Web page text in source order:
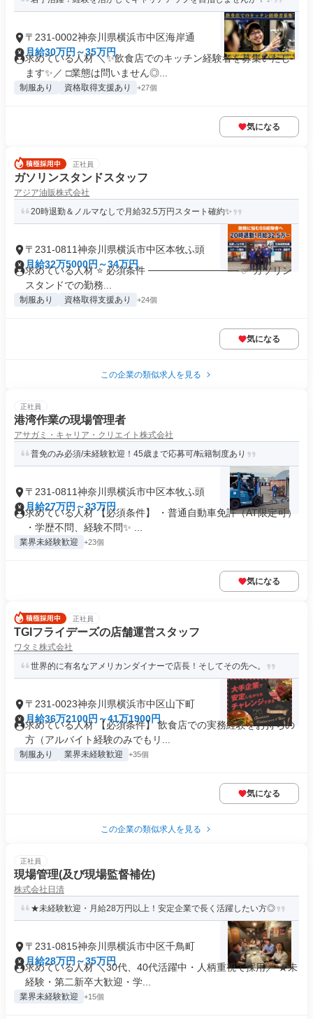
〒231-0002神奈川県横浜市中区海岸通
月給30万円～35万円
求めている人材 ＼✨飲食店でのキッチン経験者を募集いたし
ます✨／ □業態は問いません◎...
制服あり 資格取得支援あり +27個
気になる
正社員
ガソリンスタンドスタッフ
アジア油販株式会社
20時退勤＆ノルマなしで月給32.5万円スタート確約✨
〒231-0811神奈川県横浜市中区本牧ふ頭
月給32万5000円～34万円
求めている人材 ⭐ 必須条件 ───────────── ✅ ガソリン
スタンドでの勤務...
制服あり 資格取得支援あり +24個
気になる
この企業の類似求人を見る
正社員
港湾作業の現場管理者
アサガミ・キャリア・クリエイト株式会社
普免のみ必須/未経験歓迎！45歳まで応募可/転籍制度あり
〒231-0811神奈川県横浜市中区本牧ふ頭
月給27万円～33万円
求めている人材 【必須条件】 ・普通自動車免許（AT限定可）
・学歴不問、経験不問✨ ...
業界未経験歓迎 +23個
気になる
正社員
TGIフライデーズの店舗運営スタッフ
ワタミ株式会社
世界的に有名なアメリカンダイナーで店長！そしてその先へ。
〒231-0023神奈川県横浜市中区山下町
月給36万2100円～41万1900円
求めている人材 【必須条件】 飲食店での実務経験をお持ちの
方（アルバイト経験のみでもリ...
制服あり 業界未経験歓迎 +35個
気になる
この企業の類似求人を見る
正社員
現場管理(及び現場監督補佐)
株式会社日清
★未経験歓迎・月給28万円以上！安定企業で長く活躍したい方◎
〒231-0815神奈川県横浜市中区千鳥町
月給28万円～35万円
求めている人材 ＼30代、40代活躍中・人柄重視で採用／ ★未
経験・第二新卒大歓迎・学...
業界未経験歓迎 +15個